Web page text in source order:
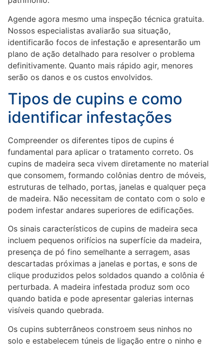
Agende agora mesmo uma inspeção técnica gratuita.
Nossos especialistas avaliarão sua situação,
identificarão focos de infestação e apresentarão um
plano de ação detalhado para resolver o problema
definitivamente. Quanto mais rápido agir, menores
serão os danos e os custos envolvidos.
Tipos de cupins e como
identificar infestações
Compreender os diferentes tipos de cupins é
fundamental para aplicar o tratamento correto. Os
cupins de madeira seca vivem diretamente no material
que consomem, formando colônias dentro de móveis,
estruturas de telhado, portas, janelas e qualquer peça
de madeira. Não necessitam de contato com o solo e
podem infestar andares superiores de edificações.
Os sinais característicos de cupins de madeira seca
incluem pequenos orifícios na superfície da madeira,
presença de pó fino semelhante a serragem, asas
descartadas próximas a janelas e portas, e sons de
clique produzidos pelos soldados quando a colônia é
perturbada. A madeira infestada produz som oco
quando batida e pode apresentar galerias internas
visíveis quando quebrada.
Os cupins subterrâneos constroem seus ninhos no
solo e estabelecem túneis de ligação entre o ninho e